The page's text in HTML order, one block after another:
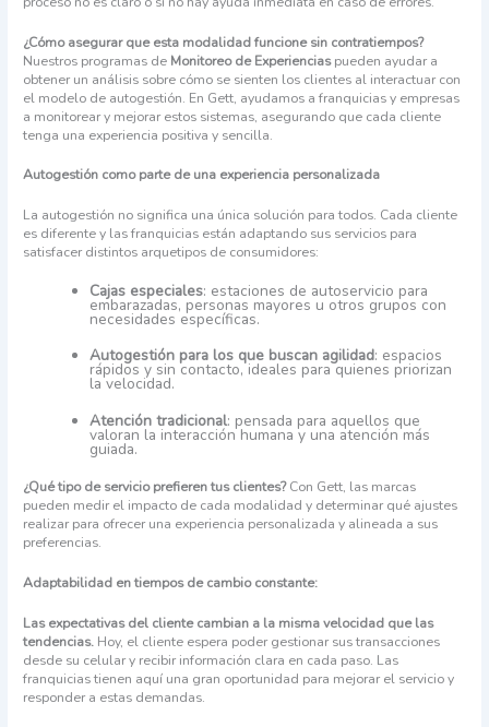
¿Cómo asegurar que esta modalidad funcione sin contratiempos?
Nuestros programas de Monitoreo de Experienciaspueden ayudar a
obtener un análisis sobre cómo se sienten los clientes al interactuar con
el modelo de autogestión. En Gett, ayudamos a franquicias y empresas
a monitorear y mejorar estos sistemas, asegurando que cada cliente
tenga una experiencia positiva y sencilla.
Autogestión como parte de una experiencia personalizada
La autogestión no significa una única solución para todos. Cada cliente
es diferente y las franquicias están adaptando sus servicios para
satisfacer distintos arquetipos de consumidores:
Cajas especiales: estaciones de autoservicio para
embarazadas, personas mayores u otros grupos con
necesidades específicas.
Autogestión para los que buscan agilidad: espacios
rápidos y sin contacto, ideales para quienes priorizan
la velocidad.
Atención tradicional: pensada para aquellos que
valoran la interacción humana y una atención más
guiada.
¿Qué tipo de servicio prefieren tus clientes?Con Gett, las marcas
pueden medir el impacto de cada modalidad y determinar qué ajustes
realizar para ofrecer una experiencia personalizada y alineada a sus
preferencias.
Adaptabilidad en tiempos de cambio constante:
Las expectativas del cliente cambian a la misma velocidad que las
tendencias. Hoy, el cliente espera poder gestionar sus transacciones
desde su celular y recibir información clara en cada paso. Las
franquicias tienen aquí una gran oportunidad para mejorar el servicio y
responder a estas demandas.